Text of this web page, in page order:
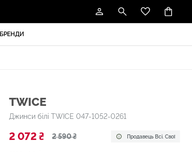
БРЕНДИ
TWICE
Джинси білі TWICE 047-1052-0261
2 072 ₴ 2 590 ₴ Продавець Всі. Свої